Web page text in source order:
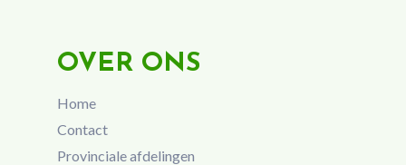
OVER ONS
Home
Contact
Provinciale afdelingen